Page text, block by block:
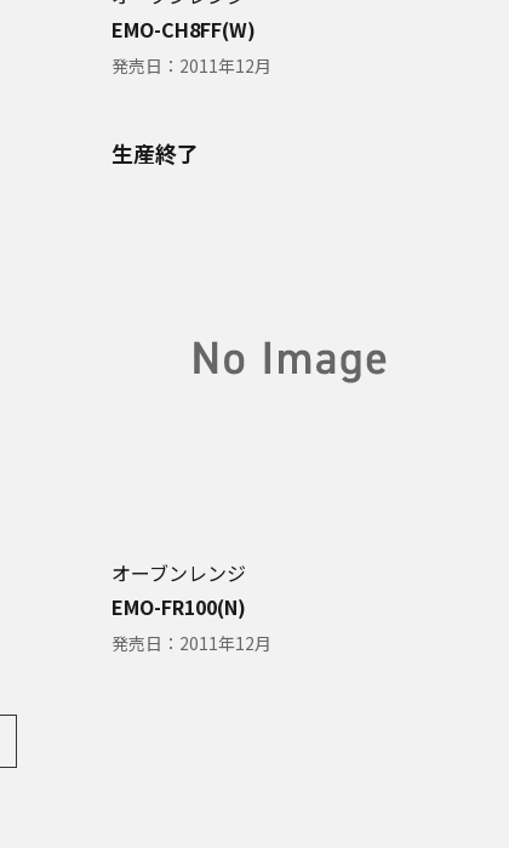
EMO-CH8FF(W)
発売日： 2011年12月
生産終了
オーブンレンジ
EMO-FR100(N)
発売日： 2011年12月